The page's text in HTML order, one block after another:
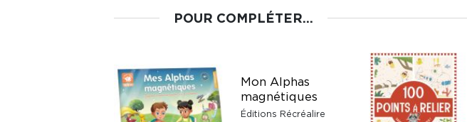
POUR COMPLÉTER...
Mon Alphas
magnétiques
Éditions Récréalire